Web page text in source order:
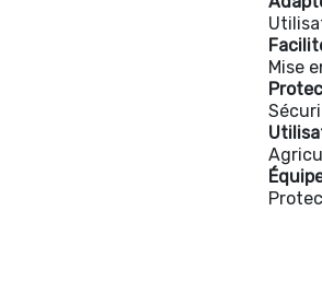
Mise